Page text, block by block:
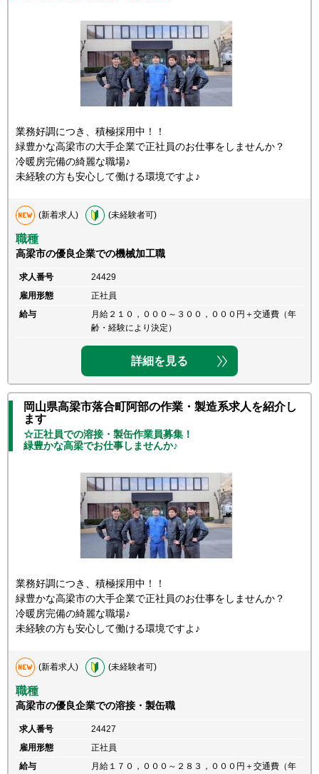
業務好調につき、積極採用中！！
緑豊かな高梁市の大手企業で正社員のお仕事をしませんか？
冷暖房完備の綺麗な職場♪
未経験の方も安心して働ける環境ですよ♪
(新着求人) (未経験者可)
職種
高梁市の優良企業での機械加工職
求人番号
24429
雇用形態
正社員
給与
月給２１０，０００～３００，０００円＋交通費（年
齢・経験により決定）
詳細を見る
岡山県高梁市落合町阿部の作業・製造系求人を紹介し
ます
☆正社員での溶接・製缶作業員募集！
緑豊かな高梁でお仕事しませんか♪
業務好調につき、積極採用中！！
緑豊かな高梁市の大手企業で正社員のお仕事をしませんか？
冷暖房完備の綺麗な職場♪
未経験の方も安心して働ける環境ですよ♪
(新着求人) (未経験者可)
職種
高梁市の優良企業での溶接・製缶職
求人番号
24427
雇用形態
正社員
給与
月給１７０，０００～２８３，０００円＋交通費（年